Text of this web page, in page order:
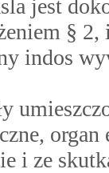
jest
§
indos
i ze